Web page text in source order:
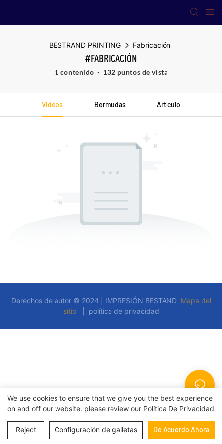
BESTRAND PRINTING Fabricación
#FABRICACIÓN
1 contenido 132 puntos de vista
Videos Bermudas Artículo
Derechos de autor © 2024 | IMPRESIÓN BESTAND Mapa del
sitio
política de privacidad
We use cookies to ensure that we give you the best experience
on and off our website. please review our Política De Privacidad
Reject Configuración de galletas De Acuerdo Ahora